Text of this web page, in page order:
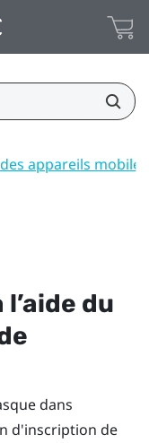
appareils
du
dans
d'inscription de